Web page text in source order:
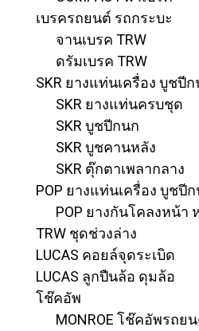
เบรครถยนต์ รถกระบะ
จานเบรค TRW
ดรัมเบรค TRW
SKR ยางแท่นเครื่อง บูชปี
SKR ยางแท่นครบชุด
SKR บูชปีกนก
SKR บูชคานหลัง
SKR ตุ๊กตาเพลากลาง
POP ยางแท่นเครื่อง บูชปี
POP ยางกันโคลงหน้า
TRW ชุดช่วงล่าง
LUCAS คอยล์จุดระเบิด
LUCAS ลูกปืนล้อ ดุมล้อ
โช๊คอัพ
MONROE โช๊คอัพรถย